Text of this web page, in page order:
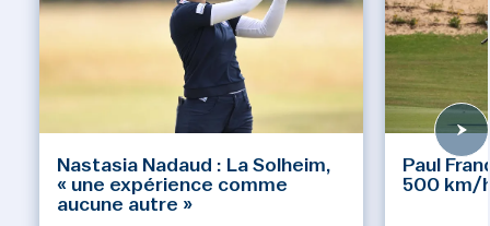
Nastasia Nadaud : La Solheim,
« une expérience comme
aucune autre »
Paul
500 km/